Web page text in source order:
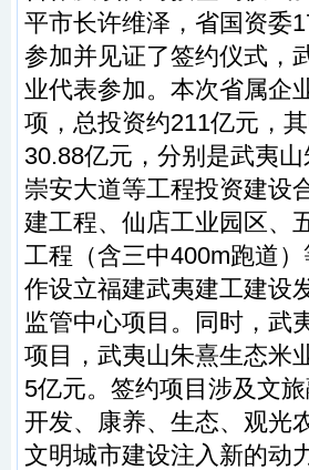
平市长许维泽，省国资委
参加并见证了签约仪式，
业代表参加。本次省属企
项，总投资约211亿元，
30.88亿元，分别是武夷
崇安大道等工程投资建设
建工程、仙店工业园区、
工程（含三中400m跑道
作设立福建武夷建工建设
监管中心项目。同时，武
项目，武夷山朱熹生态米
5亿元。签约项目涉及文
开发、康养、生态、观光
文明城市建设注入新的动力